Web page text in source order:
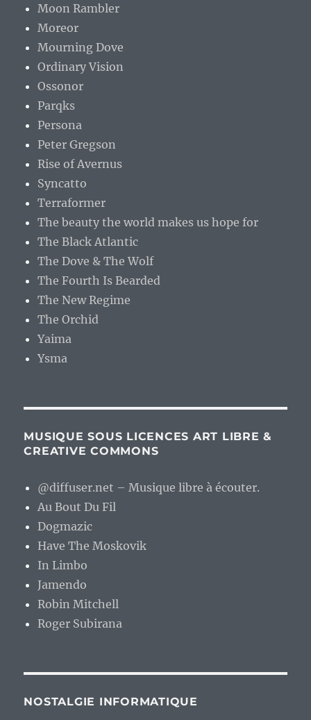
Moon Rambler
Moreor
Mourning Dove
Ordinary Vision
Ossonor
Parqks
Persona
Peter Gregson
Rise of Avernus
Syncatto
Terraformer
The beauty the world makes us hope for
The Black Atlantic
The Dove & The Wolf
The Fourth Is Bearded
The New Regime
The Orchid
Yaima
Ysma
MUSIQUE SOUS LICENCES ART LIBRE &
CREATIVE COMMONS
@diffuser.net – Musique libre à écouter.
Au Bout Du Fil
Dogmazic
Have The Moskovik
In Limbo
Jamendo
Robin Mitchell
Roger Subirana
NOSTALGIE INFORMATIQUE